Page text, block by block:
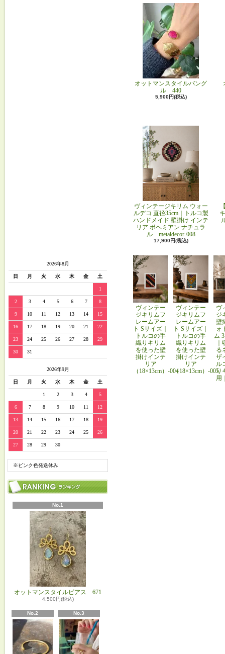
2026年8月
日 月 火 水 木 金 土
1
2 3 4 5 6 7 8
9 10 11 12 13 14 15
16 17 18 19 20 21 22
23 24 25 26 27 28 29
30 31
2026年9月
日 月 火 水 木 金 土
1 2 3 4 5
6 7 8 9 10 11 12
13 14 15 16 17 18 19
20 21 22 23 24 25 26
27 28 29 30
※ピンク色発送休み
No.1
オットマンスタイルピアス 671
4,500円(税込)
No.2 No.3
オットマンスタイルバング
ル 440
5,900円(税込)
ヴィンテージキリム ウォー
ルデコ 直径35cm｜トルコ製
ハンドメイド 壁掛け インテ
リア ボヘミアン ナチュラ
ル metaldecor-008
17,900円(税込)
ヴィンテー
ジキリムフ
レームアー
ト Sサイズ｜
トルコの手
織りキリム
を使った壁
掛けインテ
リア
（18×13cm）-004
ヴィンテー
ジキリムフ
レームアー
ト Sサイズ｜
トルコの手
織りキリム
を使った壁
掛けインテ
リア
（18×13cm）-005
ヴ
ジ
壁
ォ
ム
る
ザ
ル
り
用